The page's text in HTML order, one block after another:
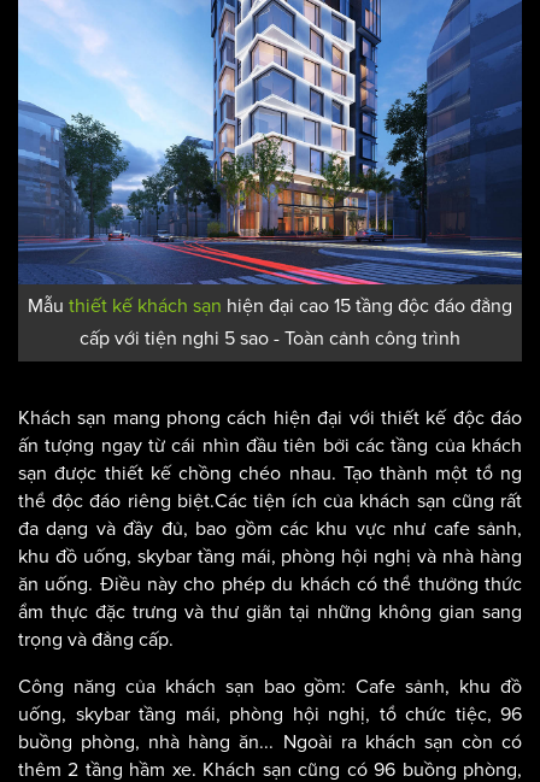
Mẫu thiết kế khách sạn hiện đại cao 15 tầng độc đáo đẳng
cấp với tiện nghi 5 sao - Toàn cảnh công trình
Khách sạn mang phong cách hiện đại với thiết kế độc đáo
ấn tượng ngay từ cái nhìn đầu tiên bởi các tầng của khách
sạn được thiết kế chồng chéo nhau. Tạo thành một tổ ng
thể độc đáo riêng biệt.Các tiện ích của khách sạn cũng rất
đa dạng và đầy đủ, bao gồm các khu vực như cafe sảnh,
khu đồ uống, skybar tầng mái, phòng hội nghị và nhà hàng
ăn uống. Điều này cho phép du khách có thể thưởng thức
ẩm thực đặc trưng và thư giãn tại những không gian sang
trọng và đẳng cấp.
Công năng của khách sạn bao gồm: Cafe sảnh, khu đồ
uống, skybar tầng mái, phòng hội nghị, tổ chức tiệc, 96
buồng phòng, nhà hàng ăn... Ngoài ra khách sạn còn có
thêm 2 tầng hầm xe. Khách sạn cũng có 96 buồng phòng,